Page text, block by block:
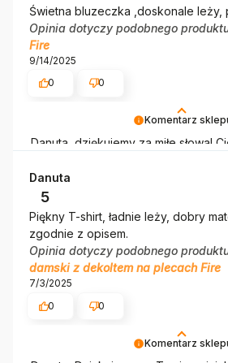
Komentarz
Danuta, dziękujemy za miłe słowa!
zapewnić odpowiednią obsługę tak
Dziękujemy raz jeszcze!
Świetna bluzeczka ,doskonale leży,
Opinia dotyczy podobnego
Fire
9/14/2025
0
0
Komentarz
Danuta
5
Piękny T-shirt, ładnie leży, dobry
zgodnie z opisem.
Opinia dotyczy podobnego
damski z dekoltem na plecach Fire
7/3/2025
0
0